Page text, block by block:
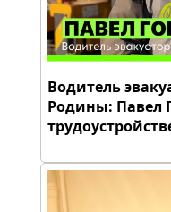
Водитель
Родины: Павел